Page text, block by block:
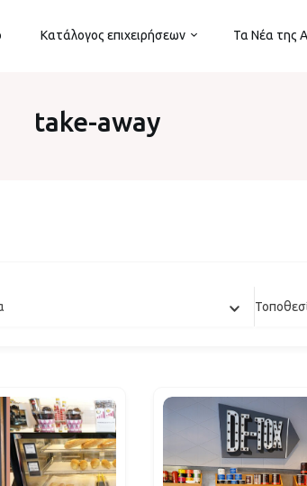
Κατάλογος επιχειρήσεων Τα Νέα της
take-away